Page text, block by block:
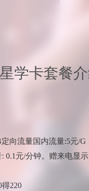
学卡套餐
向流量国内流量:5元/G
0.1元/分钟。赠来电显
220